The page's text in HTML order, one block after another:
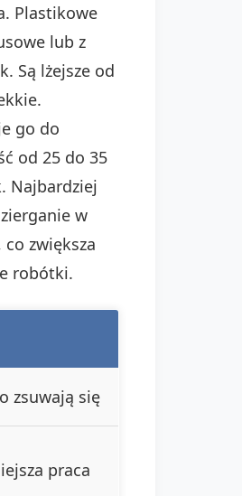
Plastikowe
lub z
Są lżejsze od
go do
od 25 do 35
Najbardziej
w
zwiększa
robótki.
zsuwają się
praca